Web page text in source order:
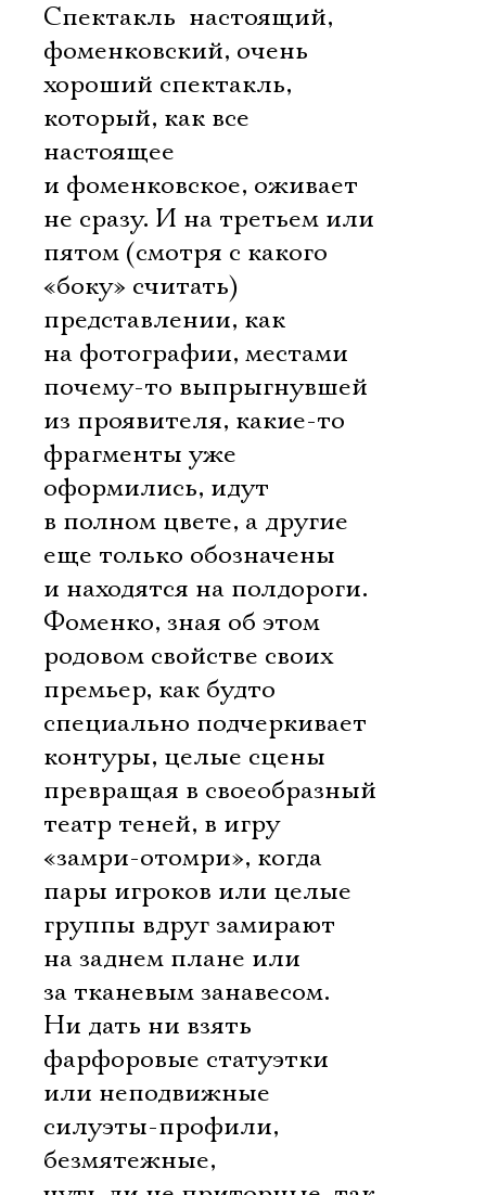
Спектакль  настоящий,
фоменковский, очень
хороший спектакль,
который, как все
настоящее
и фоменковское, оживает
не сразу. И на третьем или
пятом (смотря с какого
«боку» считать)
представлении, как
на фотографии, местами
почему-то выпрыгнувшей
из проявителя, какие-то
фрагменты уже
оформились, идут
в полном цвете, а другие
еще только обозначены
и находятся на полдороги.
Фоменко, зная об этом
родовом свойстве своих
премьер, как будто
специально подчеркивает
контуры, целые сцены
превращая в своеобразный
театр теней, в игру
«замри-отомри», когда
пары игроков или целые
группы вдруг замирают
на заднем плане или
за тканевым занавесом.
Ни дать ни взять
фарфоровые статуэтки
или неподвижные
силуэты-профили,
безмятежные,